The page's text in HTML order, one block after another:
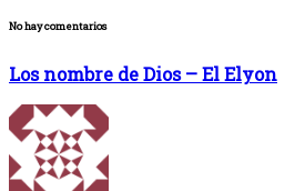
No hay comentarios
Los nombre de Dios – El Elyon